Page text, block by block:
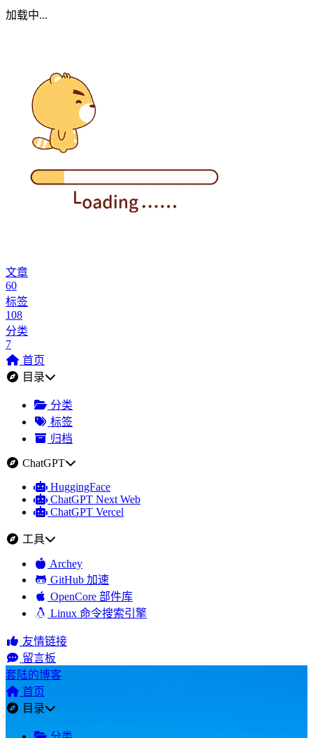
加载中...
文章
60
标签
108
分类
7
首页
目录
分类
标签
归档
ChatGPT
HuggingFace
ChatGPT Next Web
ChatGPT Vercel
工具
Archey
GitHub 加速
OpenCore 部件库
Linux 命令搜索引擎
友情链接
留言板
套陆的博客
首页
目录